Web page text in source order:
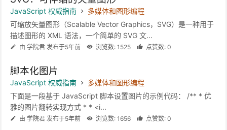
JavaScript 权威指南
多媒体和图形编程
可缩放矢量图形（Scalable Vector Graphics，SVG）是一种用于
描述图形的 XML 语法，一个简单的 SVG 文...
由 学院君 发布于5年前 浏览数: 1525 点赞数: 0
脚本化图片
JavaScript 权威指南
多媒体和图形编程
下面是一段基于 JavaScript 脚本设置图片的示例代码： /** * 优
雅的图片翻转实现方式 * * <i...
由 学院君 发布于5年前 浏览数: 1656 点赞数: 0